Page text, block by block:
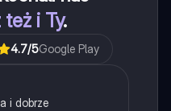
i Ty.
4.7/5Google Play
i dobrze